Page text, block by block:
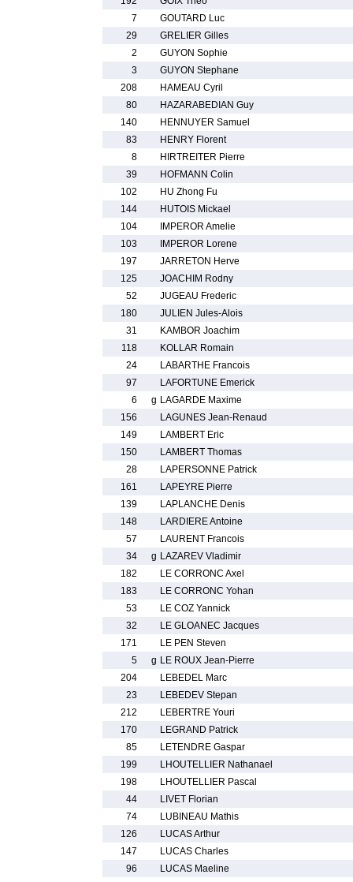
7
GOUTARD Luc
29
GRELIER Gilles
2
GUYON Sophie
3
GUYON Stephane
208
HAMEAU Cyril
80
HAZARABEDIAN Guy
140
HENNUYER Samuel
83
HENRY Florent
8
HIRTREITER Pierre
39
HOFMANN Colin
102
HU Zhong Fu
144
HUTOIS Mickael
104
IMPEROR Amelie
103
IMPEROR Lorene
197
JARRETON Herve
125
JOACHIM Rodny
52
JUGEAU Frederic
180
JULIEN Jules-Alois
31
KAMBOR Joachim
118
KOLLAR Romain
24
LABARTHE Francois
97
LAFORTUNE Emerick
6
g LAGARDE Maxime
156
LAGUNES Jean-Renaud
149
LAMBERT Eric
150
LAMBERT Thomas
28
LAPERSONNE Patrick
161
LAPEYRE Pierre
139
LAPLANCHE Denis
148
LARDIERE Antoine
57
LAURENT Francois
34
g LAZAREV Vladimir
182
LE CORRONC Axel
183
LE CORRONC Yohan
53
LE COZ Yannick
32
LE GLOANEC Jacques
171
LE PEN Steven
5
g LE ROUX Jean-Pierre
204
LEBEDEL Marc
23
LEBEDEV Stepan
212
LEBERTRE Youri
170
LEGRAND Patrick
85
LETENDRE Gaspar
199
LHOUTELLIER Nathanael
198
LHOUTELLIER Pascal
44
LIVET Florian
74
LUBINEAU Mathis
126
LUCAS Arthur
147
LUCAS Charles
96
LUCAS Maeline